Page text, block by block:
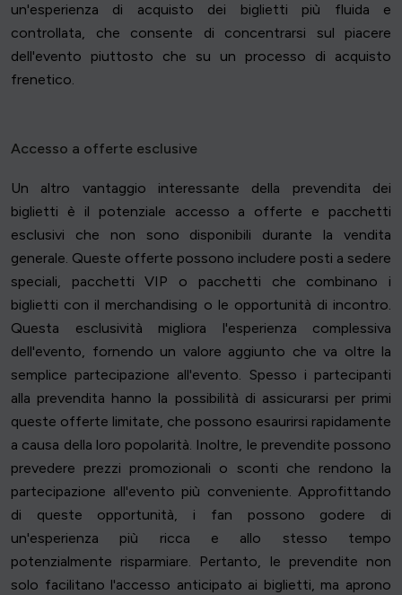
un'esperienza di acquisto dei biglietti più fluida e
controllata, che consente di concentrarsi sul piacere
dell'evento piuttosto che su un processo di acquisto
frenetico.
Accesso a offerte esclusive
Un altro vantaggio interessante della prevendita dei
biglietti è il potenziale accesso a offerte e pacchetti
esclusivi che non sono disponibili durante la vendita
generale. Queste offerte possono includere posti a sedere
speciali, pacchetti VIP o pacchetti che combinano i
biglietti con il merchandising o le opportunità di incontro.
Questa esclusività migliora l'esperienza complessiva
dell'evento, fornendo un valore aggiunto che va oltre la
semplice partecipazione all'evento. Spesso i partecipanti
alla prevendita hanno la possibilità di assicurarsi per primi
queste offerte limitate, che possono esaurirsi rapidamente
a causa della loro popolarità. Inoltre, le prevendite possono
prevedere prezzi promozionali o sconti che rendono la
partecipazione all'evento più conveniente. Approfittando
di queste opportunità, i fan possono godere di
un'esperienza più ricca e allo stesso tempo
potenzialmente risparmiare. Pertanto, le prevendite non
solo facilitano l'accesso anticipato ai biglietti, ma aprono